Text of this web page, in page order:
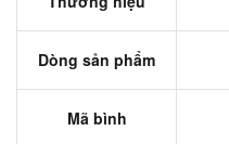
Dòng sản phẩm
Mã bình